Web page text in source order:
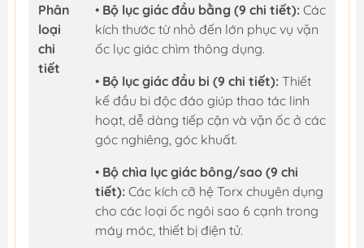
Phân
loại
chi
tiết
• Bộ lục giác đầu bằng (9 chi tiết): Các
kích thước từ nhỏ đến lớn phục vụ vặn
ốc lục giác chìm thông dụng.
• Bộ lục giác đầu bi (9 chi tiết): Thiết
kế đầu bi độc đáo giúp thao tác linh
hoạt, dễ dàng tiếp cận và vặn ốc ở các
góc nghiêng, góc khuất.
• Bộ chìa lục giác bông/sao (9 chi
tiết): Các kích cỡ hệ Torx chuyên dụng
cho các loại ốc ngôi sao 6 cạnh trong
máy móc, thiết bị điện tử.